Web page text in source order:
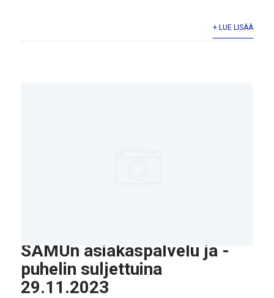
+ LUE LISÄÄ
SAMUn asiakaspalvelu ja -
puhelin suljettuina
29.11.2023